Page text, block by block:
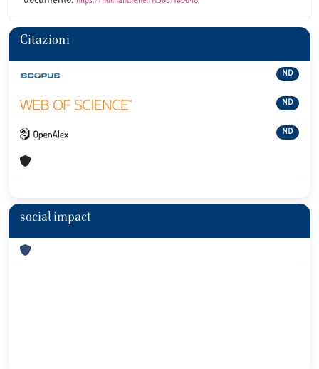
Citazioni
ND
ND
ND
social impact